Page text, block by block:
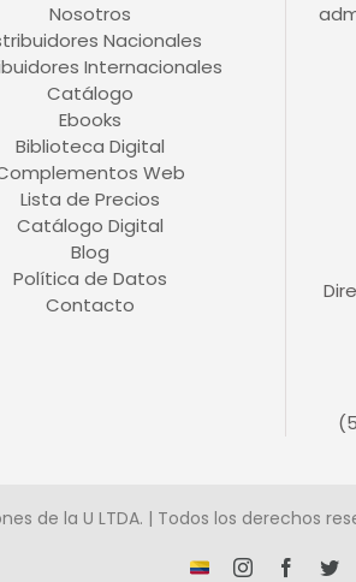
Nosotros
Nacionales
Internacionales
Catálogo
Ebooks
Biblioteca Digital
Web
Lista de Precios
Catálogo Digital
Blog
Política de Datos
Contacto
de la U LTDA. | Todos los derechos
¡Somos Instagram X